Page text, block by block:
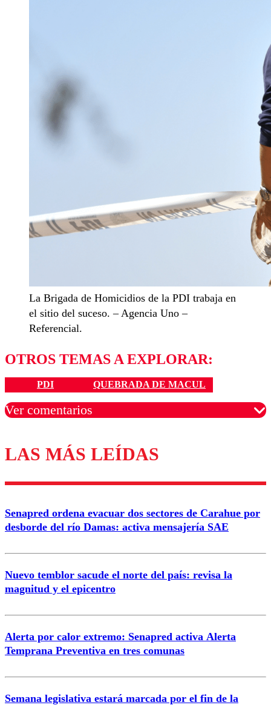
La Brigada de Homicidios de la PDI trabaja en
el sitio del suceso. – Agencia Uno –
Referencial.
OTROS TEMAS A EXPLORAR:
PDI QUEBRADA DE MACUL
Ver comentarios
Los comentarios son moderados para garantizar un
diálogo respetuoso.
Nombre
Correo
LAS MÁS LEÍDAS
Senapred ordena evacuar dos sectores de Carahue por
desborde del río Damas: activa mensajería SAE
Nuevo temblor sacude el norte del país: revisa la
magnitud y el epicentro
Alerta por calor extremo: Senapred activa Alerta
Temprana Preventiva en tres comunas
Semana legislativa estará marcada por el fin de la